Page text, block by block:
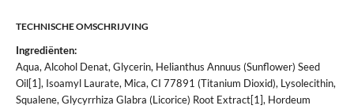
TECHNISCHE OMSCHRIJVING
Ingrediënten:
Aqua, Alcohol Denat, Glycerin, Helianthus Annuus (Sunflower) Seed
Oil[1], Isoamyl Laurate, Mica, CI 77891 (Titanium Dioxid), Lysolecithin,
Squalene, Glycyrrhiza Glabra (Licorice) Root Extract[1], Hordeum